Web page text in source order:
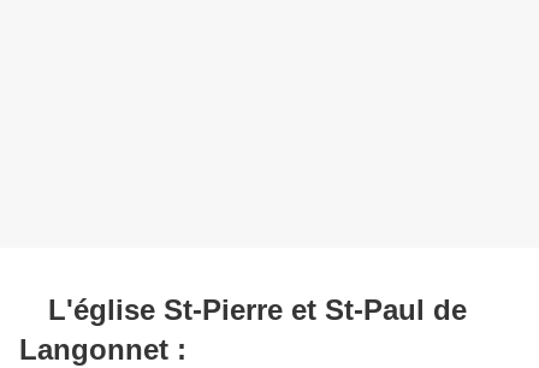
L'église St-Pierre et St-Paul de
Langonnet :